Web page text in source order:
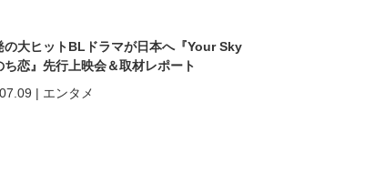
の大ヒットBLドラマが日本へ『Your Sky
ち恋』先行上映会＆取材レポート
| エンタメ